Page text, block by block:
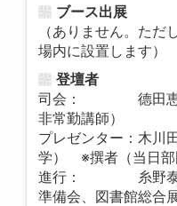
ブース出展
（ありません。ただ
場内に設置します）
登壇者
司会： 德田恵里
非常勤講師）
プレゼンター：木川
学） ※撰者（当日部
進行： 糸野泰輔
準備会、図書館総合